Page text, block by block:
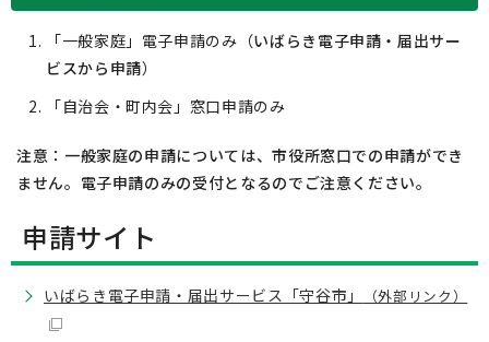
「一般家庭」電子申請のみ（いばらき電子申請・届出サー
ビスから申請）
「自治会・町内会」窓口申請のみ
注意：一般家庭の申請については、市役所窓口での申請ができ
ません。電子申請のみの受付となるのでご注意ください。
申請サイト
いばらき電子申請・届出サービス「守谷市」 （外部リンク）